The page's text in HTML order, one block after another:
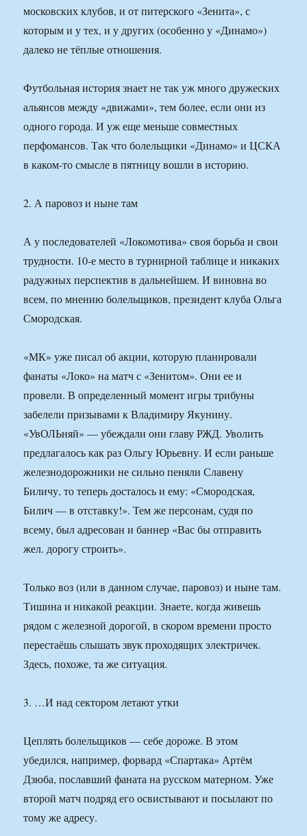
московских клубов, и от питерского «Зенита», с
которым и у тех, и у других (особенно у «Динамо»)
далеко не тёплые отношения.
Футбольная история знает не так уж много дружеских
альянсов между «движами», тем более, если они из
одного города. И уж еще меньше совместных
перфомансов. Так что болельщики «Динамо» и ЦСКА
в каком-то смысле в пятницу вошли в историю.
2. А паровоз и ныне там
А у последователей «Локомотива» своя борьба и свои
трудности. 10-е место в турнирной таблице и никаких
радужных перспектив в дальнейшем. И виновна во
всем, по мнению болельщиков, президент клуба Ольга
Смородская.
«МК» уже писал об акции, которую планировали
фанаты «Локо» на матч с «Зенитом». Они ее и
провели. В определенный момент игры трибуны
забелели призывами к Владимиру Якунину.
«УвОЛЬняй» — убеждали они главу РЖД. Уволить
предлагалось как раз Ольгу Юрьевну. И если раньше
железнодорожники не сильно пеняли Славену
Биличу, то теперь досталось и ему: «Смородская,
Билич — в отставку!». Тем же персонам, судя по
всему, был адресован и баннер «Вас бы отправить
жел. дорогу строить».
Только воз (или в данном случае, паровоз) и ныне там.
Тишина и никакой реакции. Знаете, когда живешь
рядом с железной дорогой, в скором времени просто
перестаёшь слышать звук проходящих электричек.
Здесь, похоже, та же ситуация.
3. …И над сектором летают утки
Цеплять болельщиков — себе дороже. В этом
убедился, например, форвард «Спартака» Артём
Дзюба, пославший фаната на русском матерном. Уже
второй матч подряд его освистывают и посылают по
тому же адресу.